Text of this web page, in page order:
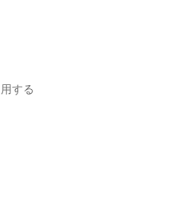
する